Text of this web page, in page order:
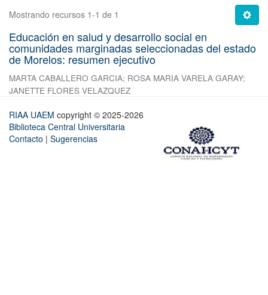
Mostrando recursos 1-1 de 1
Educación en salud y desarrollo social en
comunidades marginadas seleccionadas del estado
de Morelos: resumen ejecutivo
MARTA CABALLERO GARCIA; ROSA MARIA VARELA GARAY;
JANETTE FLORES VELAZQUEZ
RIAA UAEM copyright © 2025-2026
Biblioteca Central Universitaria
Contacto | Sugerencias